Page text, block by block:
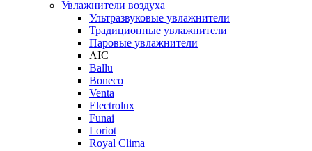
Увлажнители воздуха
Ультразвуковые увлажнители
Традиционные увлажнители
Паровые увлажнители
AIC
Ballu
Boneco
Venta
Electrolux
Funai
Loriot
Royal Clima